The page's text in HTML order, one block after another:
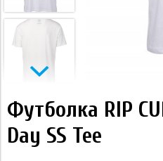
Футболка RIP
Day SS Tee